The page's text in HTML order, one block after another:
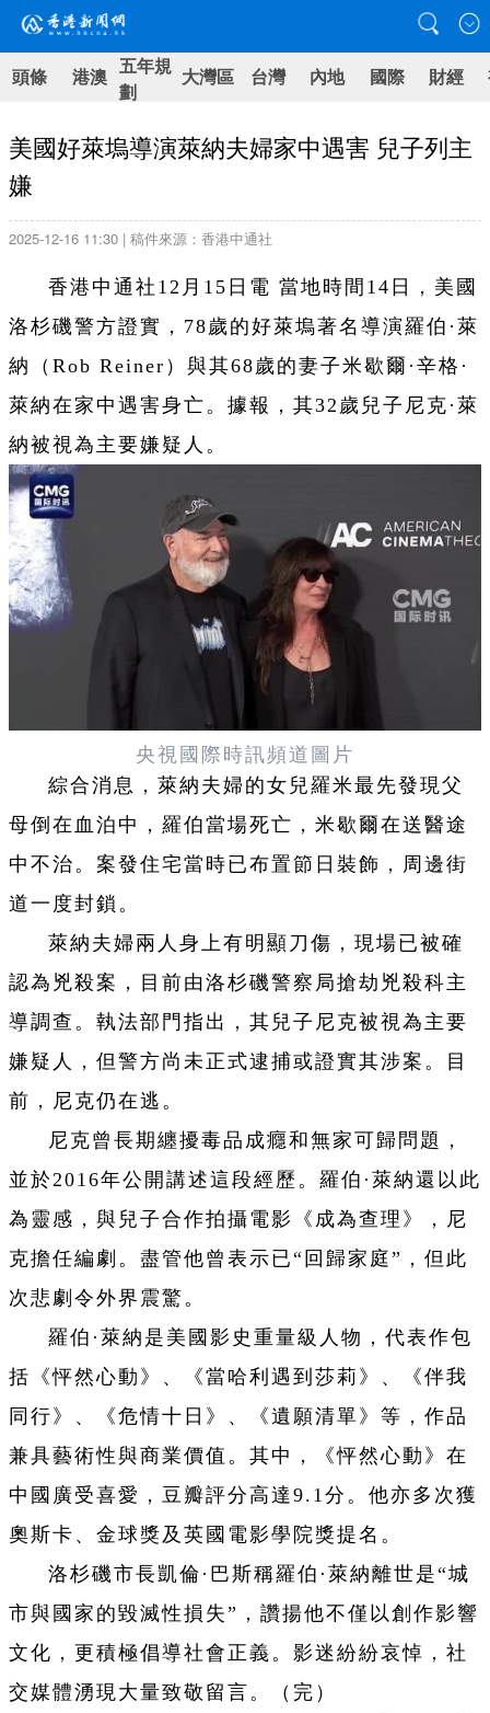
頭條 港澳 五年規
劃
大灣區 台灣 內地 國際 財經
美國好萊塢導演萊納夫婦家中遇害 兒子列主
嫌
2025-12-16 11:30 | 稿件來源：香港中通社
香港中通社12月15日電 當地時間14日，美國
洛杉磯警方證實，78歲的好萊塢著名導演羅伯·萊
納（Rob Reiner）與其68歲的妻子米歇爾·辛格·
萊納在家中遇害身亡。據報，其32歲兒子尼克·萊
納被視為主要嫌疑人。
央視國際時訊頻道圖片
綜合消息，萊納夫婦的女兒羅米最先發現父
母倒在血泊中，羅伯當場死亡，米歇爾在送醫途
中不治。案發住宅當時已布置節日裝飾，周邊街
道一度封鎖。
萊納夫婦兩人身上有明顯刀傷，現場已被確
認為兇殺案，目前由洛杉磯警察局搶劫兇殺科主
導調查。執法部門指出，其兒子尼克被視為主要
嫌疑人，但警方尚未正式逮捕或證實其涉案。目
前，尼克仍在逃。
尼克曾長期纏擾毒品成癮和無家可歸問題，
並於2016年公開講述這段經歷。羅伯·萊納還以此
為靈感，與兒子合作拍攝電影《成為查理》，尼
克擔任編劇。盡管他曾表示已“回歸家庭”，但此
次悲劇令外界震驚。
羅伯·萊納是美國影史重量級人物，代表作包
括《怦然心動》、《當哈利遇到莎莉》、《伴我
同行》、《危情十日》、《遺願清單》等，作品
兼具藝術性與商業價值。其中，《怦然心動》在
中國廣受喜愛，豆瓣評分高達9.1分。他亦多次獲
奧斯卡、金球獎及英國電影學院獎提名。
洛杉磯市長凱倫·巴斯稱羅伯·萊納離世是“城
市與國家的毀滅性損失”，讚揚他不僅以創作影響
文化，更積極倡導社會正義。影迷紛紛哀悼，社
交媒體湧現大量致敬留言。（完）